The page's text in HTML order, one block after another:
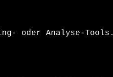
oder Analyse-Tools.